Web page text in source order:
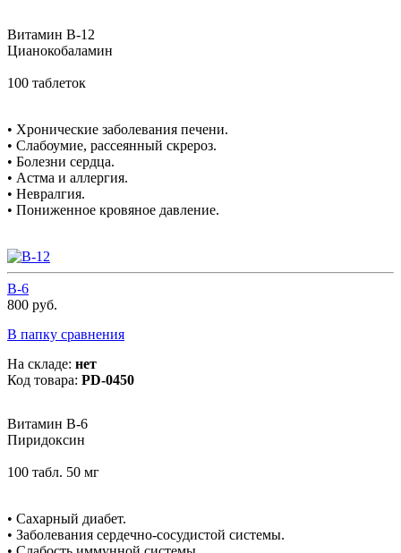
Витамин В-12
Цианокобаламин
100 таблеток
• Хронические заболевания печени.
• Слабоумие, рассеянный скрероз.
• Болезни сердца.
• Астма и аллергия.
• Невралгия.
• Пониженное кровяное давление.
В-6
800 руб.
В папку сравнения
На складе: нет
Код товара: PD-0450
Витамин В-6
Пиридоксин
100 табл. 50 мг
• Сахарный диабет.
• Заболевания сердечно-сосудистой системы.